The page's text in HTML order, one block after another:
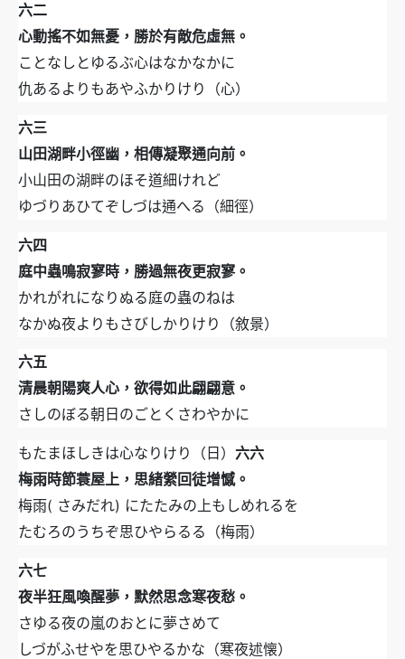
六二
心動搖不如無憂，勝於有敵危虛無。
ことなしとゆるぶ心はなかなかに
仇あるよりもあやふかりけり（心）
六三
山田湖畔小徑幽，相傳凝聚通向前。
小山田の湖畔のほそ道細けれど
ゆづりあひてぞしづは通へる（細徑）
六四
庭中蟲鳴寂寥時，勝過無夜更寂寥。
かれがれになりぬる庭の蟲のねは
なかぬ夜よりもさびしかりけり（敘景）
六五
清晨朝陽爽人心，欲得如此翩翩意。
さしのぼる朝日のごとくさわやかに
もたまほしきは心なりけり（日） 六六
梅雨時節蓑屋上，思緒縈回徒增憾。
梅雨( さみだれ) にたたみの上もしめれるを
たむろのうちぞ思ひやらるる（梅雨）
六七
夜半狂風喚醒夢，默然思念寒夜愁。
さゆる夜の嵐のおとに夢さめて
しづがふせやを思ひやるかな（寒夜述懐）